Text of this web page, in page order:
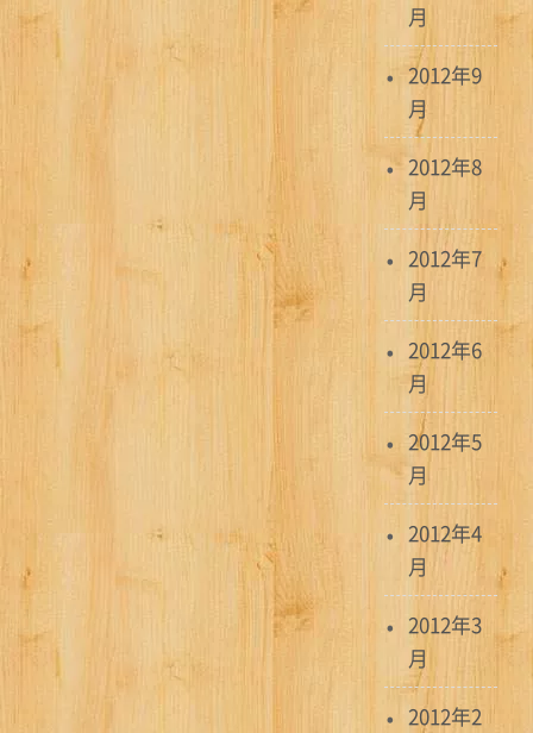
月
2012年9
月
2012年8
月
2012年7
月
2012年6
月
2012年5
月
2012年4
月
2012年3
月
2012年2